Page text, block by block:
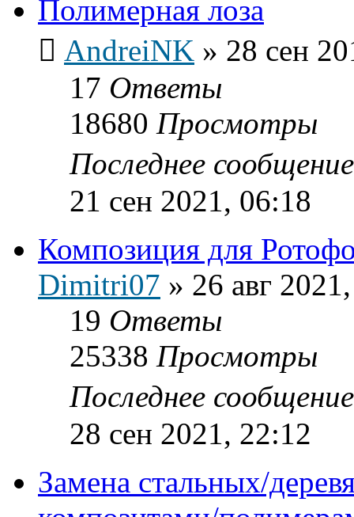
Полимерная лоза
AndreiNK » 28 сен
17 Ответы
18680 Просмотры
Последнее
21 сен 2021, 06:18
Композиция для
Dimitri07 » 26 авг
19 Ответы
25338 Просмотры
Последнее
28 сен 2021, 22:12
Замена стальных/